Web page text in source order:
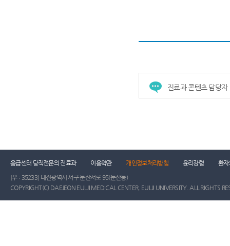
진료과 콘텐츠 담당자
응급센터 당직전문의 진료과 이용약관 개인정보처리방침 윤리강령
환자
[우 : 35233] 대전광역시 서구 둔산서로 95(둔산동)
COPYRIGHT(C) DAEJEON EULJI MEDICAL CENTER, EULJI UNIVERSITY. ALL RIGHTS